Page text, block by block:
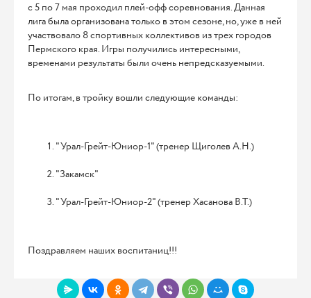
с 5 по 7 мая проходил плей-офф соревнования. Данная
лига была организована только в этом сезоне, но, уже в ней
участвовало 8 спортивных коллективов из трех городов
Пермского края. Игры получились интересными,
временами результаты были очень непредсказуемыми.
По итогам, в тройку вошли следующие команды:
"Урал-Грейт-Юниор-1" (тренер Щиголев А.Н.)
"Закамск"
"Урал-Грейт-Юниор-2" (тренер Хасанова В.Т.)
Поздравляем наших воспитаниц!!!